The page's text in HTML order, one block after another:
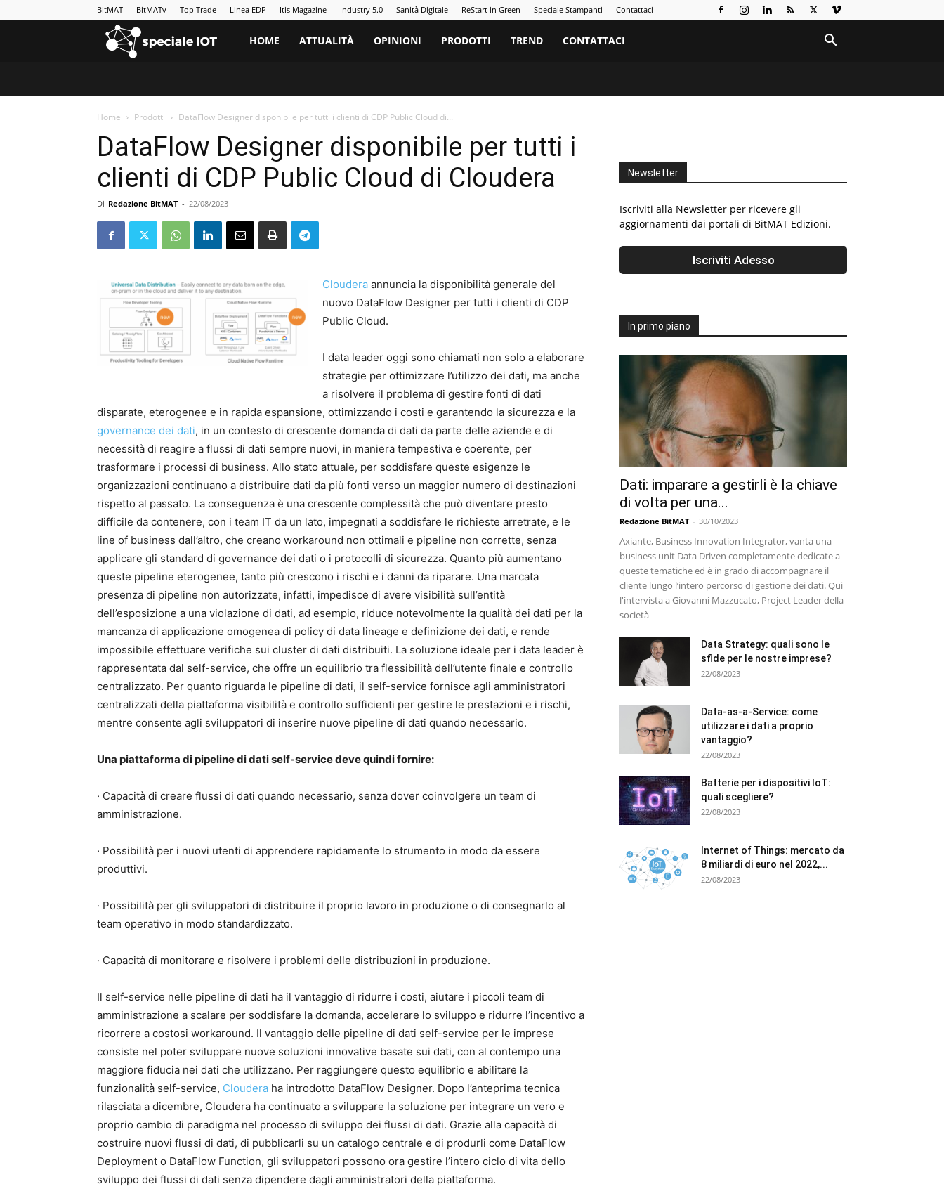
BitMAT BitMATv Top Trade Linea EDP Itis Magazine Industry 5.0 Sanità Digitale ReStart in Green Speciale Stampanti Contattaci
BitMAT
Speciale
IoT
Big
Data
HOME ATTUALITÀ OPINIONI PRODOTTI TREND CONTATTACI
Home Prodotti DataFlow Designer disponibile per tutti i clienti di CDP Public Cloud di...
DataFlow Designer disponibile per tutti i
clienti di CDP Public Cloud di Cloudera
Di Redazione BitMAT - 22/08/2023
Cloudera annuncia la disponibilità generale del
nuovo DataFlow Designer per tutti i clienti di CDP
Public Cloud.
I data leader oggi sono chiamati non solo a elaborare
strategie per ottimizzare l’utilizzo dei dati, ma anche
a risolvere il problema di gestire fonti di dati
disparate, eterogenee e in rapida espansione, ottimizzando i costi e garantendo la sicurezza e la
governance dei dati, in un contesto di crescente domanda di dati da parte delle aziende e di
necessità di reagire a flussi di dati sempre nuovi, in maniera tempestiva e coerente, per
trasformare i processi di business. Allo stato attuale, per soddisfare queste esigenze le
organizzazioni continuano a distribuire dati da più fonti verso un maggior numero di destinazioni
rispetto al passato. La conseguenza è una crescente complessità che può diventare presto
difficile da contenere, con i team IT da un lato, impegnati a soddisfare le richieste arretrate, e le
line of business dall’altro, che creano workaround non ottimali e pipeline non corrette, senza
applicare gli standard di governance dei dati o i protocolli di sicurezza. Quanto più aumentano
queste pipeline eterogenee, tanto più crescono i rischi e i danni da riparare. Una marcata
presenza di pipeline non autorizzate, infatti, impedisce di avere visibilità sull’entità
dell’esposizione a una violazione di dati, ad esempio, riduce notevolmente la qualità dei dati per la
mancanza di applicazione omogenea di policy di data lineage e definizione dei dati, e rende
impossibile effettuare verifiche sui cluster di dati distribuiti. La soluzione ideale per i data leader è
rappresentata dal self-service, che offre un equilibrio tra flessibilità dell’utente finale e controllo
centralizzato. Per quanto riguarda le pipeline di dati, il self-service fornisce agli amministratori
centralizzati della piattaforma visibilità e controllo sufficienti per gestire le prestazioni e i rischi,
mentre consente agli sviluppatori di inserire nuove pipeline di dati quando necessario.
Una piattaforma di pipeline di dati self-service deve quindi fornire:
· Capacità di creare flussi di dati quando necessario, senza dover coinvolgere un team di
amministrazione.
· Possibilità per i nuovi utenti di apprendere rapidamente lo strumento in modo da essere
produttivi.
· Possibilità per gli sviluppatori di distribuire il proprio lavoro in produzione o di consegnarlo al
team operativo in modo standardizzato.
· Capacità di monitorare e risolvere i problemi delle distribuzioni in produzione.
Il self-service nelle pipeline di dati ha il vantaggio di ridurre i costi, aiutare i piccoli team di
amministrazione a scalare per soddisfare la domanda, accelerare lo sviluppo e ridurre l’incentivo a
ricorrere a costosi workaround. Il vantaggio delle pipeline di dati self-service per le imprese
consiste nel poter sviluppare nuove soluzioni innovative basate sui dati, con al contempo una
maggiore fiducia nei dati che utilizzano. Per raggiungere questo equilibrio e abilitare la
funzionalità self-service, Cloudera ha introdotto DataFlow Designer. Dopo l’anteprima tecnica
rilasciata a dicembre, Cloudera ha continuato a sviluppare la soluzione per integrare un vero e
proprio cambio di paradigma nel processo di sviluppo dei flussi di dati. Grazie alla capacità di
costruire nuovi flussi di dati, di pubblicarli su un catalogo centrale e di produrli come DataFlow
Deployment o DataFlow Function, gli sviluppatori possono ora gestire l’intero ciclo di vita dello
sviluppo dei flussi di dati senza dipendere dagli amministratori della piattaforma.
Newsletter
Iscriviti alla Newsletter per ricevere gli
aggiornamenti dai portali di BitMAT Edizioni.
In primo piano
Dati: imparare a gestirli è la chiave
di volta per una...
Redazione BitMAT - 30/10/2023
Axiante, Business Innovation Integrator, vanta una
business unit Data Driven completamente dedicate a
queste tematiche ed è in grado di accompagnare il
cliente lungo l’intero percorso di gestione dei dati. Qui
l'intervista a Giovanni Mazzucato, Project Leader della
società
Data Strategy: quali sono le
sfide per le nostre imprese?
22/08/2023
Data-as-a-Service: come
utilizzare i dati a proprio
vantaggio?
22/08/2023
Batterie per i dispositivi IoT:
quali scegliere?
22/08/2023
Internet of Things: mercato da
8 miliardi di euro nel 2022,...
22/08/2023